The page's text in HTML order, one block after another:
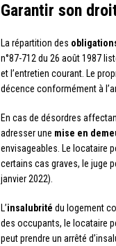
Garantir son
La répartition des
n°87-712 du 26 août 1987
et l’entretien courant. Le
décence conformément à
En cas de désordres
adresser une mise en
envisageables. Le locataire
certains cas graves, le juge
janvier 2022).
L’insalubrité du logement
des occupants, le locataire
peut prendre un arrêté